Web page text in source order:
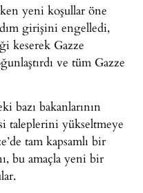
yeni koşullar öne
girişini engelledi,
keserek Gazze
ve tüm Gazze
bazı bakanlarının
taleplerini yükseltmeye
tam kapsamlı bir
bu amaçla yeni bir